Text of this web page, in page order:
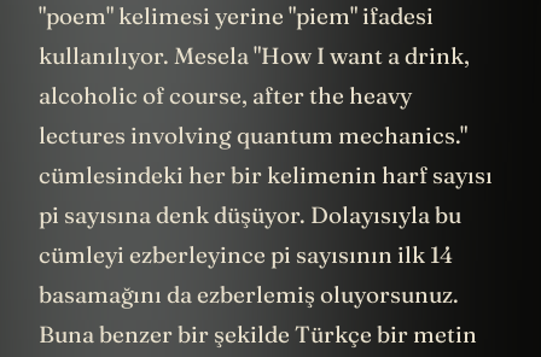
"poem" kelimesi yerine "piem" ifadesi
kullanılıyor. Mesela "How I want a drink,
alcoholic of course, after the heavy
lectures involving quantum mechanics."
cümlesindeki her bir kelimenin harf sayısı
pi sayısına denk düşüyor. Dolayısıyla bu
cümleyi ezberleyince pi sayısının ilk 14
basamağını da ezberlemiş oluyorsunuz.
Buna benzer bir şekilde Türkçe bir metin